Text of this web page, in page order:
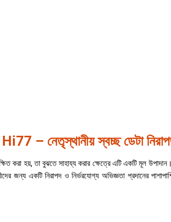
Hi77 – নেতৃস্থানীয় স্বচ্ছ ডেটা
করা হয়, তা বুঝতে সাহায্য করার ক্ষেত্রে এটি একটি মূল
জন্য একটি নিরাপদ ও নির্ভরযোগ্য অভিজ্ঞতা প্রদানের